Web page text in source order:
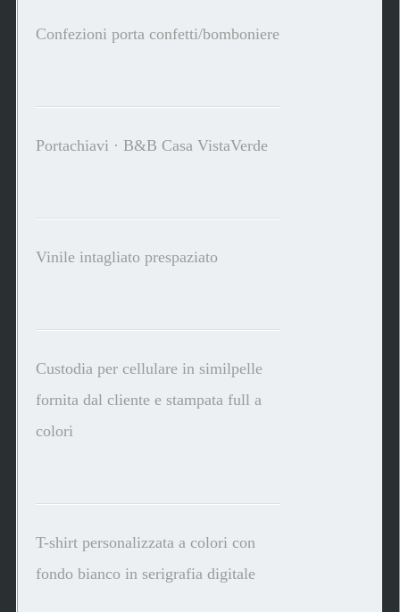
Confezioni porta confetti/bomboniere
Portachiavi · B&B Casa VistaVerde
Vinile intagliato prespaziato
Custodia per cellulare in similpelle
fornita dal cliente e stampata full a
colori
T-shirt personalizzata a colori con
fondo bianco in serigrafia digitale